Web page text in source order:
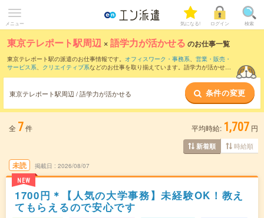
メニュー 気になる! ログイン 検索
東京テレポート駅周辺 ×語学力が活かせる のお仕事一覧
東京テレポート駅の派遣のお仕事情報です。 オフィスワーク・事務系、 営業・販売・
サービス系、 クリエイティブ系などのお仕事を取り揃えています。語学力が活かせる
東京テレポート駅周辺 / 語学力が活かせる 条件の変更
全 7件 平均時給: 1,707 円
新着順 時給順
未読
NEW
掲載日 2026/08/07
1700円＊【人気の大学事務】未経験OK！教え
てもらえるので安心です